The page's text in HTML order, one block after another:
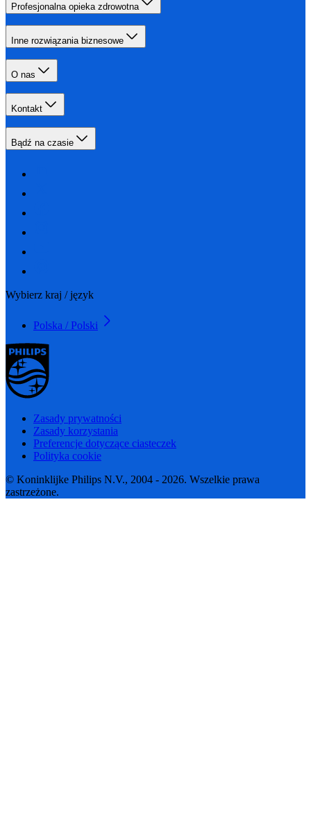
Profesjonalna opieka zdrowotna
Inne rozwiązania biznesowe
O nas
Kontakt
Bądź na czasie
Wybierz kraj / język
Polska / Polski
Zasady prywatności
Zasady korzystania
Preferencje dotyczące ciasteczek
Polityka cookie
© Koninklijke Philips N.V., 2004 - 2026. Wszelkie prawa
zastrzeżone.